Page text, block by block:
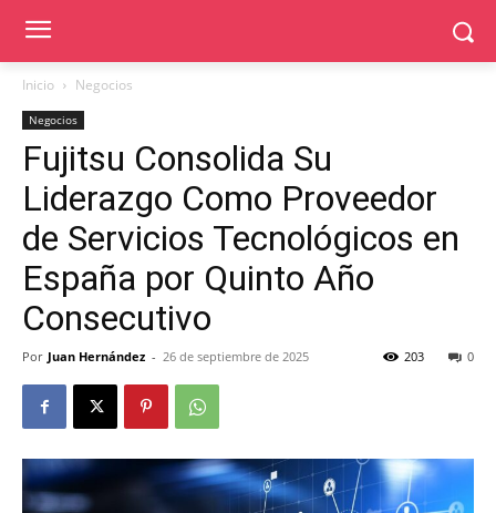
Inicio Negocios
Negocios
Fujitsu Consolida Su
Liderazgo Como Proveedor
de Servicios Tecnológicos en
España por Quinto Año
Consecutivo
Por Juan Hernández - 26 de septiembre de 2025 0
203